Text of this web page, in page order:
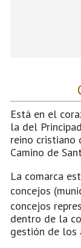
Está en el
la del
reino cristiano
Camino de
La comarca
concejos
concejos
dentro de la
gestión de los